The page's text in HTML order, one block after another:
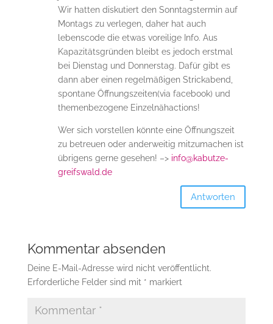
Wir hatten diskutiert den Sonntagstermin auf
Montags zu verlegen, daher hat auch
lebenscode die etwas voreilige Info. Aus
Kapazitätsgründen bleibt es jedoch erstmal
bei Dienstag und Donnerstag. Dafür gibt es
dann aber einen regelmäßigen Strickabend,
spontane Öffnungszeiten(via facebook) und
themenbezogene Einzelnähactions!
Wer sich vorstellen könnte eine Öffnungszeit
zu betreuen oder anderweitig mitzumachen ist
übrigens gerne gesehen! –> info@kabutze-
greifswald.de
Antworten
Kommentar absenden
Deine E-Mail-Adresse wird nicht veröffentlicht.
Erforderliche Felder sind mit * markiert